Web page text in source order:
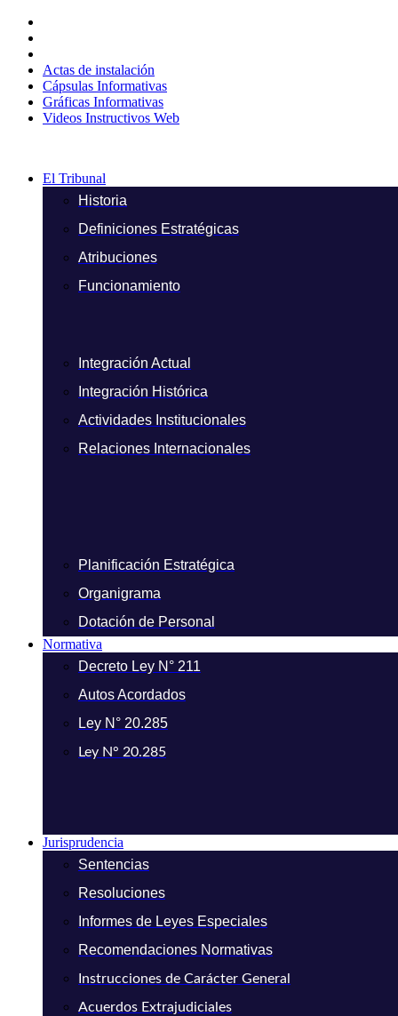
contenido
Actas de instalación
Cápsulas Informativas
Gráficas Informativas
Videos Instructivos Web
El Tribunal
Historia
Definiciones Estratégicas
Atribuciones
Funcionamiento
Integración Actual
Integración Histórica
Actividades Institucionales
Relaciones Internacionales
Planificación Estratégica
Organigrama
Dotación de Personal
Normativa
Decreto Ley N° 211
Autos Acordados
Ley N° 20.285
Ley N° 20.285
Jurisprudencia
Sentencias
Resoluciones
Informes de Leyes Especiales
Recomendaciones Normativas
Instrucciones de Carácter General
Acuerdos Extrajudiciales